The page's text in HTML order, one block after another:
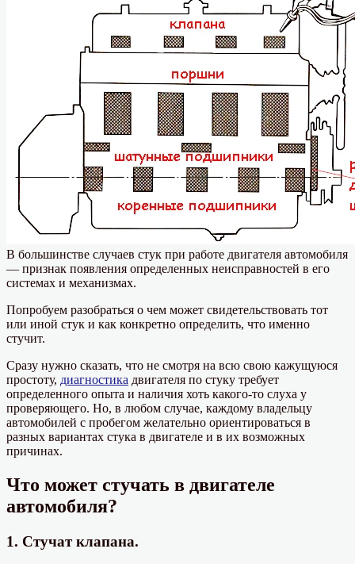
В большинстве случаев стук при работе двигателя автомобиля
— признак появления определенных неисправностей в его
системах и механизмах.
Попробуем разобраться о чем может свидетельствовать тот
или иной стук и как конкретно определить, что именно
стучит.
Сразу нужно сказать, что не смотря на всю свою кажущуюся
простоту, диагностика двигателя по стуку требует
определенного опыта и наличия хоть какого-то слуха у
проверяющего. Но, в любом случае, каждому владельцу
автомобилей с пробегом желательно ориентироваться в
разных вариантах стука в двигателе и в их возможных
причинах.
Что может стучать в двигателе
автомобиля?
1. Стучат клапана.